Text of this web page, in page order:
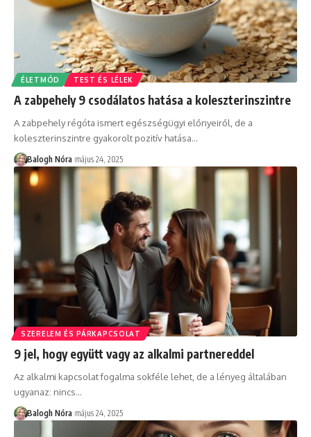
ÉLETMÓD TEST ÉS LÉLEK
A zabpehely 9 csodálatos hatása a koleszterinszintre
A zabpehely régóta ismert egészségügyi előnyeiről, de a
koleszterinszintre gyakorolt pozitív hatása…
Balogh Nóra május 24, 2025
SZERELEM ÉS PÁRKAPCSOLAT
9 jel, hogy együtt vagy az alkalmi partnereddel
Az alkalmi kapcsolat fogalma sokféle lehet, de a lényeg általában
ugyanaz: nincs…
Balogh Nóra május 24, 2025